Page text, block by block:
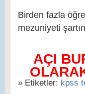
Birden fazla
mezuniyeti
AÇI
» Etiketler: kpss